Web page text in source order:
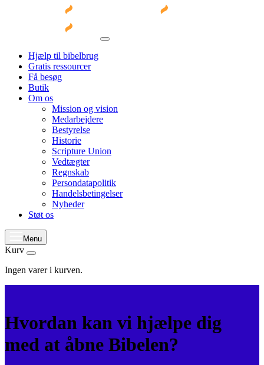
Hjælp til bibelbrug
Gratis ressourcer
Få besøg
Butik
Om os
Mission og vision
Medarbejdere
Bestyrelse
Historie
Scripture Union
Vedtægter
Regnskab
Persondatapolitik
Handelsbetingelser
Nyheder
Støt os
Menu
Kurv
Ingen varer i kurven.
Hvordan kan vi hjælpe dig
med at åbne Bibelen?